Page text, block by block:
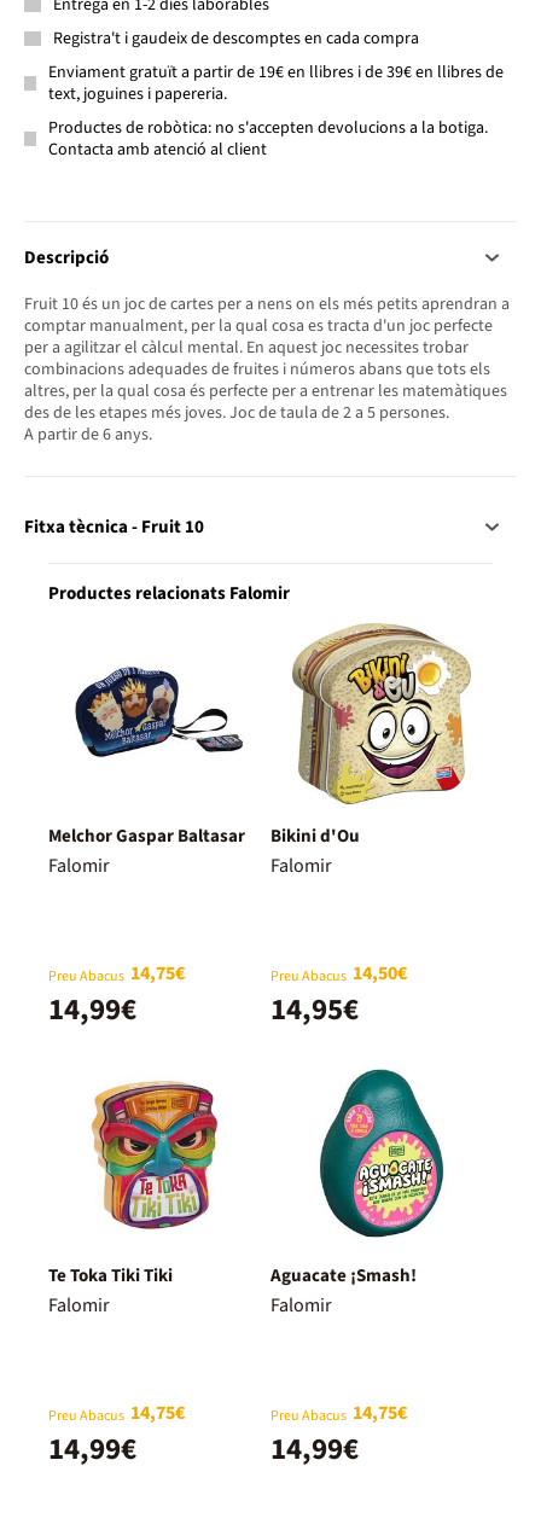
Registra't i gaudeix de descomptes en cada compra
Enviament gratuït a partir de 19€ en llibres i de 39€ en llibres de
text, joguines i papereria.
Productes de robòtica: no s'accepten devolucions a la botiga.
Contacta amb atenció al client
Descripció
Fruit 10 és un joc de cartes per a nens on els més petits aprendran a
comptar manualment, per la qual cosa es tracta d'un joc perfecte
per a agilitzar el càlcul mental. En aquest joc necessites trobar
combinacions adequades de fruites i números abans que tots els
altres, per la qual cosa és perfecte per a entrenar les matemàtiques
des de les etapes més joves. Joc de taula de 2 a 5 persones.
A partir de 6 anys.
Fitxa tècnica - Fruit 10
Productes relacionats Falomir
Melchor Gaspar Baltasar
Falomir
Preu Abacus 14,75€
14,99€
Bikini d'Ou
Falomir
Preu Abacus 14,50€
14,95€
Te Toka Tiki Tiki
Falomir
Preu Abacus 14,75€
14,99€
Aguacate ¡Smash!
Falomir
Preu Abacus 14,75€
14,99€